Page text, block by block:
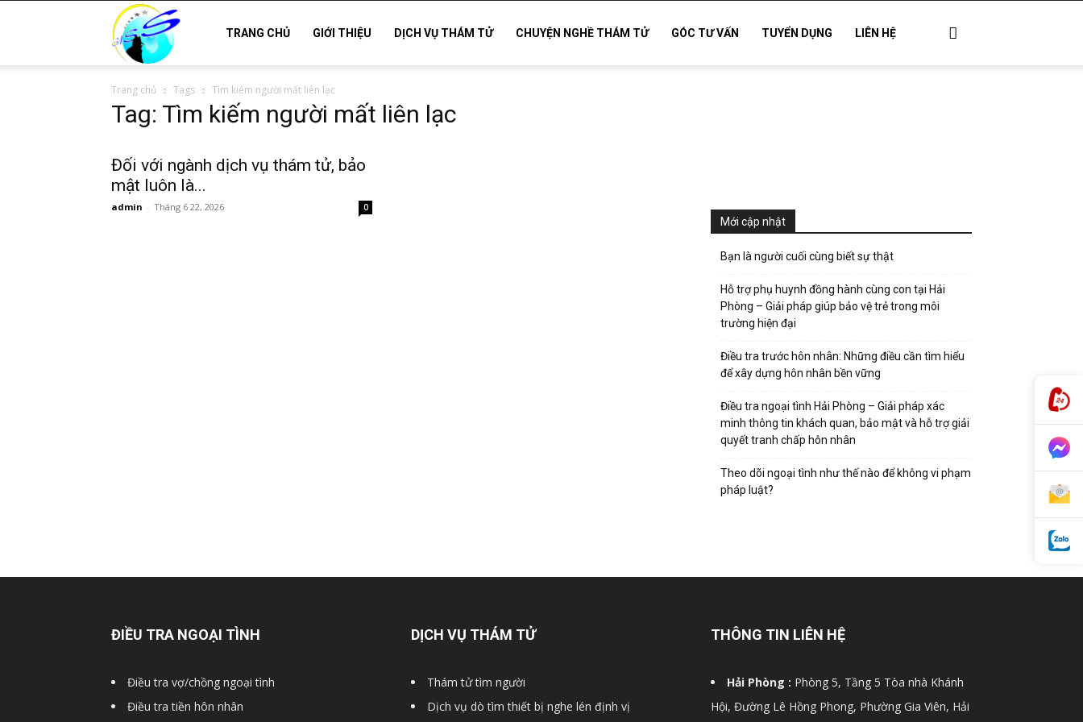
tử
Hải
Giss
TRANG CHỦ GIỚI THIỆU DỊCH VỤ THÁM TỬ CHUYỆN NGHỀ THÁM TỬ GÓC TƯ VẤN TUYỂN DỤNG LIÊN HỆ
Trang chủ Tags Tìm kiếm người mất liên lạc
Tag: Tìm kiếm người mất liên lạc
Đối với ngành dịch vụ thám tử, bảo
mật luôn là...
admin - Tháng 6 22, 2026 0
Mới cập nhật
Bạn là người cuối cùng biết sự thật
Hỗ trợ phụ huynh đồng hành cùng con tại Hải
Phòng – Giải pháp giúp bảo vệ trẻ trong môi
trường hiện đại
Điều tra trước hôn nhân: Những điều cần tìm hiểu
để xây dựng hôn nhân bền vững
Điều tra ngoại tình Hải Phòng – Giải pháp xác
minh thông tin khách quan, bảo mật và hỗ trợ giải
quyết tranh chấp hôn nhân
Theo dõi ngoại tình như thế nào để không vi phạm
pháp luật?
ĐIỀU TRA NGOẠI TÌNH
Điều tra vợ/chồng ngoại tình
Điều tra tiền hôn nhân
DỊCH VỤ THÁM TỬ
Thám tử tìm người
Dịch vụ dò tìm thiết bị nghe lén định vị
THÔNG TIN LIÊN HỆ
Hải Phòng : Phòng 5, Tầng 5 Tòa nhà Khánh
Hội, Đường Lê Hồng Phong, Phường Gia Viên, Hải